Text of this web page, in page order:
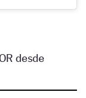
desde